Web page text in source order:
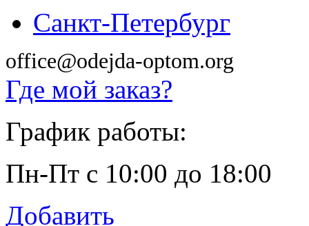
Санкт-Петербург
office@odejda-optom.org
Где мой заказ?
График работы:
Пн-Пт с 10:00 до 18:00
Добавить